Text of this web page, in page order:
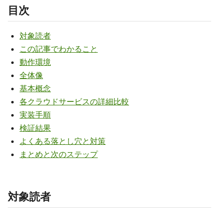
目次
対象読者
この記事でわかること
動作環境
全体像
基本概念
各クラウドサービスの詳細比較
実装手順
検証結果
よくある落とし穴と対策
まとめと次のステップ
対象読者